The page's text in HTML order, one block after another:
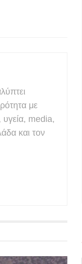
με
υγεία, media,
και τον